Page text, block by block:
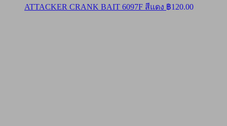
ATTACKER CRANK BAIT 6097F สีแดง ฿120.00